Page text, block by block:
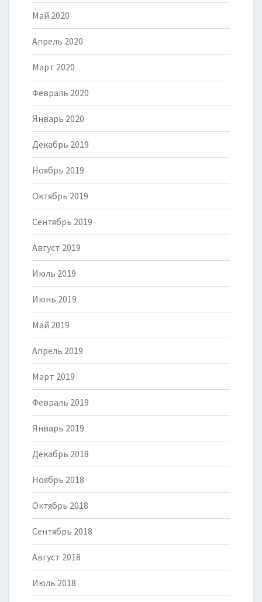
Май 2020
Апрель 2020
Март 2020
Февраль 2020
Январь 2020
Декабрь 2019
Ноябрь 2019
Октябрь 2019
Сентябрь 2019
Август 2019
Июль 2019
Июнь 2019
Май 2019
Апрель 2019
Март 2019
Февраль 2019
Январь 2019
Декабрь 2018
Ноябрь 2018
Октябрь 2018
Сентябрь 2018
Август 2018
Июль 2018